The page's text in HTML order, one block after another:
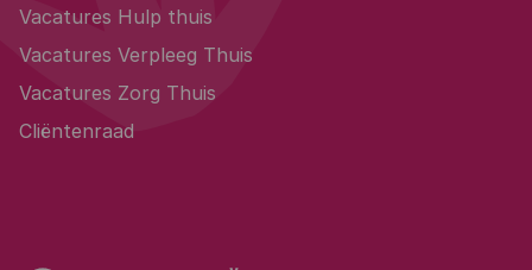
Vacatures Hulp thuis
Vacatures Verpleeg Thuis
Vacatures Zorg Thuis
Cliëntenraad